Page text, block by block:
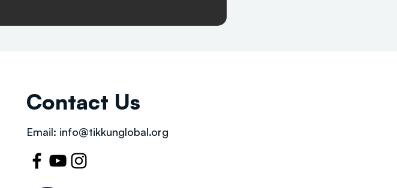
Contact Us
Email: info@tikkunglobal.org